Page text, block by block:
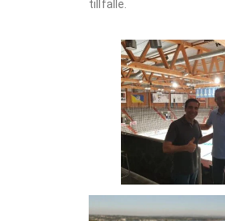
tillfälle.